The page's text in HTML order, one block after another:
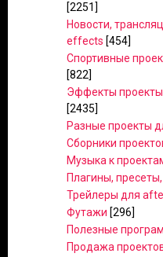
[2251]
Новости,
effects [454]
Спортивные
[822]
Эффекты
[2435]
Разные проекты
Сборники
Музыка к
Плагины,
Трейлеры для
Футажи [296]
Полезные
Продажа